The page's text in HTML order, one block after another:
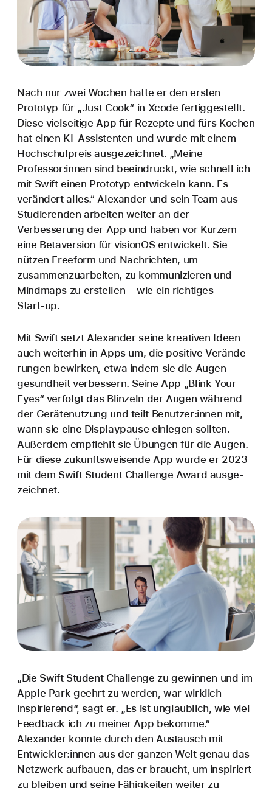
Nach nur zwei Wochen hatte er den ersten
Prototyp für „Just Cook“ in Xcode fertig­gestellt.
Diese viel­seitige App für Rezepte und fürs Kochen
hat einen KI‑Assistenten und wurde mit einem
Hoch­schul­preis ausge­zeichnet. „Meine
Professor:innen sind beein­druckt, wie schnell ich
mit Swift einen Prototyp entwickeln kann. Es
verändert alles.“ Alexander und sein Team aus
Studierenden arbeiten weiter an der
Verbesserung der App und haben vor Kurzem
eine Beta­version für visionOS entwickelt. Sie
nützen Freeform und Nach­richten, um
zusammen­zu­arbeiten, zu kommu­ni­zieren und
Mind­maps zu erstellen – wie ein richtiges
Start‑up.
Mit Swift setzt Alexander seine kreativen Ideen
auch weiterhin in Apps um, die positive Verände­
rungen bewirken, etwa indem sie die Augen­
gesund­heit verbessern. Seine App „Blink Your
Eyes“ verfolgt das Blinzeln der Augen während
der Geräte­nutzung und teilt Benutzer:innen mit,
wann sie eine Display­pause einlegen sollten.
Außerdem empfiehlt sie Übungen für die Augen.
Für diese zukunfts­weisende App wurde er 2023
mit dem Swift Student Challenge Award ausge­
zeichnet.
„Die Swift Student Challenge zu gewinnen und im
Apple Park geehrt zu werden, war wirklich
inspirierend“, sagt er. „Es ist unglaublich, wie viel
Feedback ich zu meiner App bekomme.“
Alexander konnte durch den Austausch mit
Entwick­ler:innen aus der ganzen Welt genau das
Netz­werk aufbauen, das er braucht, um inspiriert
zu bleiben und seine Fähig­keiten weiter zu